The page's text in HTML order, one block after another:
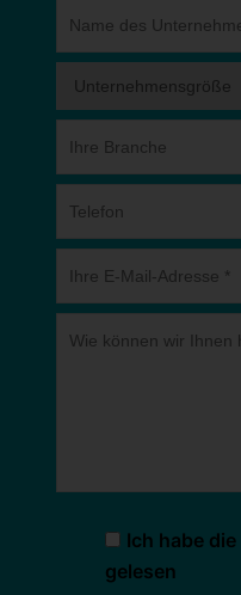
Ich habe die
gelesen